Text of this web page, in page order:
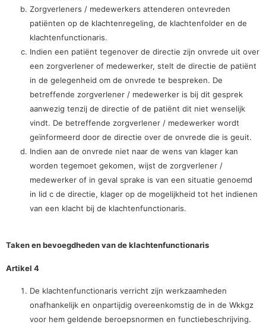
Zorgverleners / medewerkers attenderen ontevreden
patiënten op de klachtenregeling, de klachtenfolder en de
klachtenfunctionaris.
Indien een patiënt tegenover de directie zijn onvrede uit over
een zorgverlener of medewerker, stelt de directie de patiënt
in de gelegenheid om de onvrede te bespreken. De
betreffende zorgverlener / medewerker is bij dit gesprek
aanwezig tenzij de directie of de patiënt dit niet wenselijk
vindt. De betreffende zorgverlener / medewerker wordt
geïnformeerd door de directie over de onvrede die is geuit.
Indien aan de onvrede niet naar de wens van klager kan
worden tegemoet gekomen, wijst de zorgverlener /
medewerker of in geval sprake is van een situatie genoemd
in lid c de directie, klager op de mogelijkheid tot het indienen
van een klacht bij de klachtenfunctionaris.
Taken en bevoegdheden van de klachtenfunctionaris
Artikel 4
De klachtenfunctionaris verricht zijn werkzaamheden
onafhankelijk en onpartijdig overeenkomstig de in de Wkkgz
voor hem geldende beroepsnormen en functiebeschrijving.